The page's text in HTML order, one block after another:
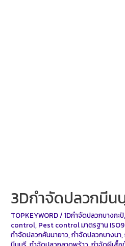
3Dกำจัดปลวกมีน
TOPKEYWORD/1Dกำจัดปลวกบางกะปิ,
control, Pest control มาตรฐาน
กำจัดปลวกคันนายาว,กำจัดปลวกบางนา,